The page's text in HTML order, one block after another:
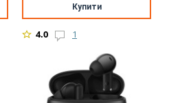
Купити
4.0 1